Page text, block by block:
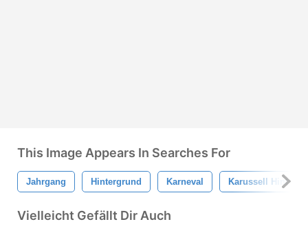
This Image Appears In Searches For
Jahrgang Hintergrund Karneval Karussell
Vielleicht Gefällt Dir Auch